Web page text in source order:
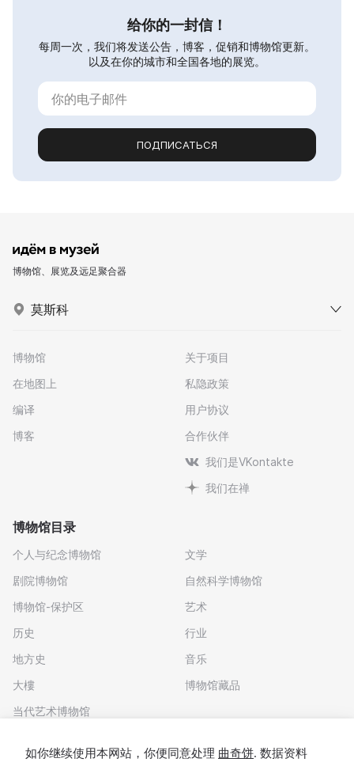
给你的一封信！
每周一次，我们将发送公告，博客，促销和博物馆更新。
以及在你的城市和全国各地的展览。
ПОДПИСАТЬСЯ
博物馆、展览及远足聚合器
莫斯科
博物馆
在地图上
编译
博客
关于项目
私隐政策
用户协议
合作伙伴
我们是VKontakte
我们在禅
博物馆目录
个人与纪念博物馆
剧院博物馆
博物馆-保护区
历史
地方史
大樓
当代艺术博物馆
文学
自然科学博物馆
艺术
行业
音乐
博物馆藏品
如你继续使用本网站，你便同意处理 曲奇饼. 数据资料